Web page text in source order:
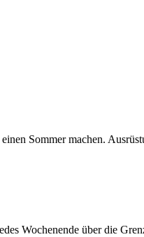
Sommer machen.
Wochenende über die